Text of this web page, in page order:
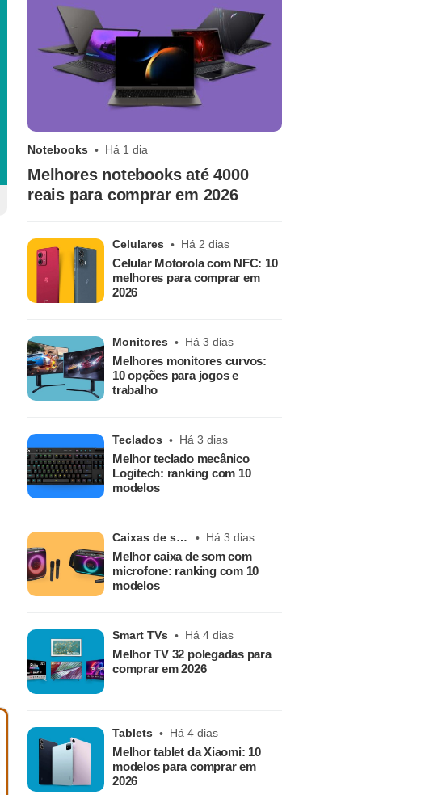
Notebooks Há 1 dia
Melhores notebooks até 4000
reais para comprar em 2026
Celulares Há 2 dias
Celular Motorola com NFC: 10
melhores para comprar em
2026
Monitores Há 3 dias
Melhores monitores curvos:
10 opções para jogos e
trabalho
Teclados Há 3 dias
Melhor teclado mecânico
Logitech: ranking com 10
modelos
Caixas de som Há 3 dias
Melhor caixa de som com
microfone: ranking com 10
modelos
Smart TVs Há 4 dias
Melhor TV 32 polegadas para
comprar em 2026
Tablets Há 4 dias
Melhor tablet da Xiaomi: 10
modelos para comprar em
2026